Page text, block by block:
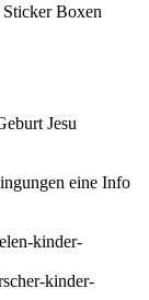
Jesu
eine Info
kinder-
kinder-